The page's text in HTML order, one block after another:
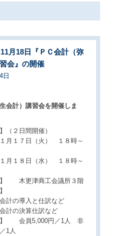
月18日『ＰＣ会計（弥
会』の開催
日
会計）講習会を開催しま
２日間開催）
月１７日（火） １８時～
月１８日（水） １８時～
更津商工会議所３階
計の導入と仕訳など
計の決算仕訳など
会員5,000円／1人 非
1人